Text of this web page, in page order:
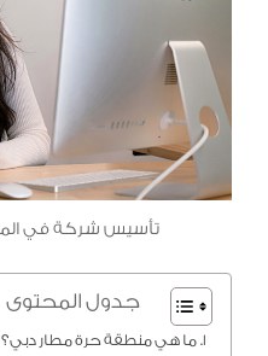
تأسيس شركة في
جدول المحتوى
ما هي منطقة حرة مطار دبي؟